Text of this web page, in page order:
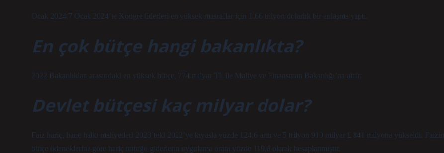
Ocak 2024 7 Ocak 2024’te Kongre liderleri en yüksek masraflar için 1.66 trilyon dolarlık bir anlaşma yaptı.
En çok bütçe hangi bakanlıkta?
2022 Bakanlıkları arasındaki en yüksek bütçe, 774 milyar TL ile Maliye ve Finansman Bakanlığı’na aittir.
Devlet bütçesi kaç milyar dolar?
Faiz hariç, hane halkı maliyetleri 2023’teki 2022’ye kıyasla yüzde 124,6 arttı ve 5 trilyon 910 milyar £ 841 milyona yükseldi. Faizin
bütçe ödeneklerine göre hariç tuttuğu giderlerin uygulama oranı yüzde 119,6 olarak hesaplanmıştır.